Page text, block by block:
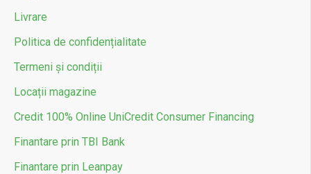
Livrare
Politica de confidențialitate
Termeni și condiții
Locații magazine
Credit 100% Online UniCredit Consumer Financing
Finantare prin TBI Bank
Finantare prin Leanpay